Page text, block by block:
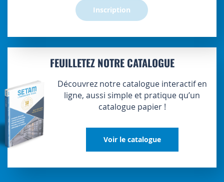
Inscription
FEUILLETEZ NOTRE CATALOGUE
Découvrez notre catalogue interactif en
ligne, aussi simple et pratique qu’un
catalogue papier !
Voir le catalogue